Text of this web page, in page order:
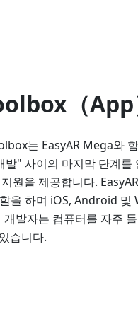
（App
는 EasyAR Mega와
" 사이의 마지막 단계를
원을 제공합니다.
을 하며 iOS, Android 및
개발자는 컴퓨터를 자주
습니다.